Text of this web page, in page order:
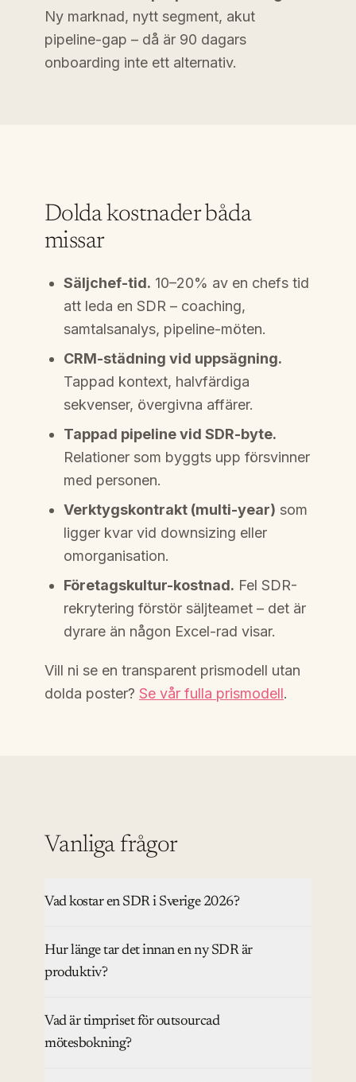
Ny marknad, nytt segment, akut
pipeline-gap – då är 90 dagars
onboarding inte ett alternativ.
Dolda kostnader båda
missar
Säljchef-tid. 10–20% av en chefs tid
att leda en SDR – coaching,
samtalsanalys, pipeline-möten.
CRM-städning vid uppsägning.
Tappad kontext, halvfärdiga
sekvenser, övergivna affärer.
Tappad pipeline vid SDR-byte.
Relationer som byggts upp försvinner
med personen.
Verktygskontrakt (multi-year) som
ligger kvar vid downsizing eller
omorganisation.
Företagskultur-kostnad. Fel SDR-
rekrytering förstör säljteamet – det är
dyrare än någon Excel-rad visar.
Vill ni se en transparent prismodell utan
dolda poster? Se vår fulla prismodell.
Vanliga frågor
Vad kostar en SDR i Sverige 2026?
Hur länge tar det innan en ny SDR är
produktiv?
Vad är timpriset för outsourcad
mötesbokning?